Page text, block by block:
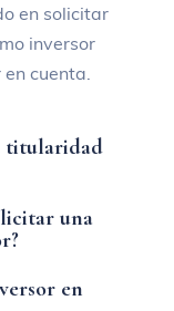
en solicitar
inversor
cuenta.
titularidad
una
en